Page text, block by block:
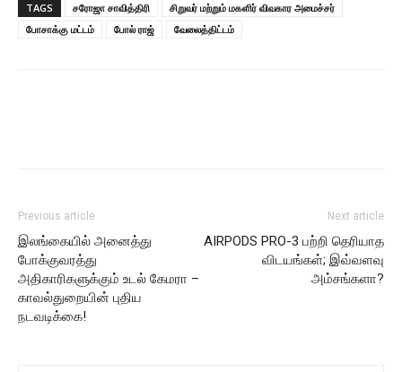
TAGS சரோஜா சாவித்திரி
சிறுவர் மற்றும் மகளிர் விவகார அமைச்சர்
போசாக்கு மட்டம்
போல் ராஜ் வேலைத்திட்டம்
Previous article
இலங்கையில் அனைத்து
போக்குவரத்து
அதிகாரிகளுக்கும் உடல் கேமரா –
காவல்துறையின் புதிய
நடவடிக்கை!
Next article
AIRPODS PRO-3 பற்றி தெரியாத
விடயங்கள்; இவ்வளவு
அம்சங்களா?